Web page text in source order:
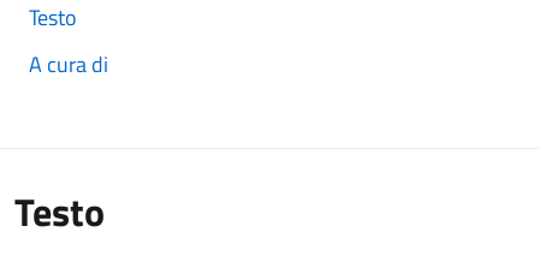
Testo
A cura di
Testo